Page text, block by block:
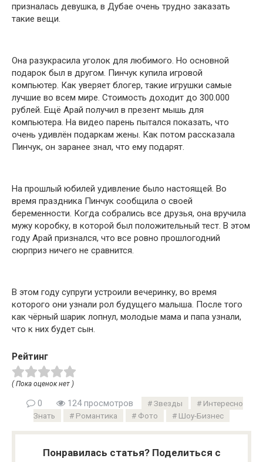
призналась девушка, в Дубае очень трудно заказать
такие вещи.
Она разукрасила уголок для любимого. Но основной
подарок был в другом. Пинчук купила игровой
компьютер. Как уверяет блогер, такие игрушки самые
лучшие во всем мире. Стоимость доходит до 300.000
рублей. Ещё Арай получил в презент мышь для
компьютера. На видео парень пытался показать, что
очень удивлён подаркам жены. Как потом рассказала
Пинчук, он заранее знал, что ему подарят.
На прошлый юбилей удивление было настоящей. Во
время праздника Пинчук сообщила о своей
беременности. Когда собрались все друзья, она вручила
мужу коробку, в которой был положительный тест. В этом
году Арай признался, что все ровно прошлогодний
сюрприз ничего не сравнится.
В этом году супруги устроили вечеринку, во время
которого они узнали рол будущего малыша. После того
как чёрный шарик лопнул, молодые мама и папа узнали,
что к них будет сын.
Рейтинг
( Пока оценок нет )
0 124 просмотров Звезды
Интересно
Знать
Романтика Фото Шоу-Бизнес
Понравилась статья? Поделиться с